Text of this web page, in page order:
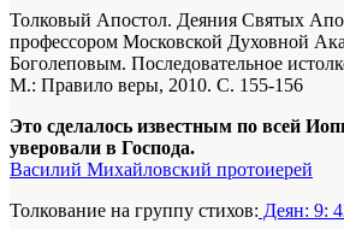
Толковый Апостол. Деяния Святых
профессором Московской Духовной
Боголеповым. Последовательное
М.: Правило веры, 2010. С. 155-156
Это сделалось известным по всей
уверовали в Господа.
Василий Михайловский протоиерей
Толкование на группу стихов: Деян: 9: